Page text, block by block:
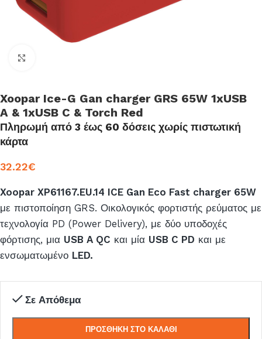
Xoopar Ice-G Gan charger GRS 65W 1xUSB
A & 1xUSB C & Torch Red
Πληρωμή από 3 έως 60 δόσεις χωρίς πιστωτική
κάρτα
32.22€
Xoopar XP61167.EU.14 ICE Gan Eco Fast charger 65W
με πιστοποίηση GRS. Οικολογικός φορτιστής ρεύματος με
τεχνολογία PD (Power Delivery), με δύο υποδοχές
φόρτισης, μια USB A QC και μία USB C PD και με
ενσωματωμένο LED.
Σε Απόθεμα
ΠΡΟΣΘΉΚΗ ΣΤΟ ΚΑΛΆΘΙ